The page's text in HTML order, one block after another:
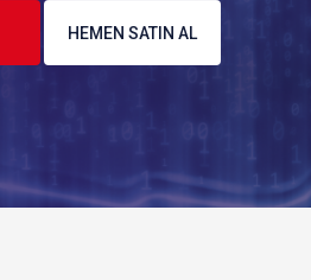
HEMEN SATIN AL